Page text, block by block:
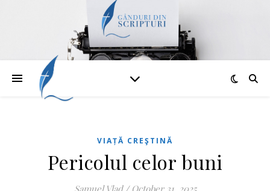
VIAȚĂ CREŞTINĂ
Pericolul celor buni
Samuel Vlad / October 31, 2025